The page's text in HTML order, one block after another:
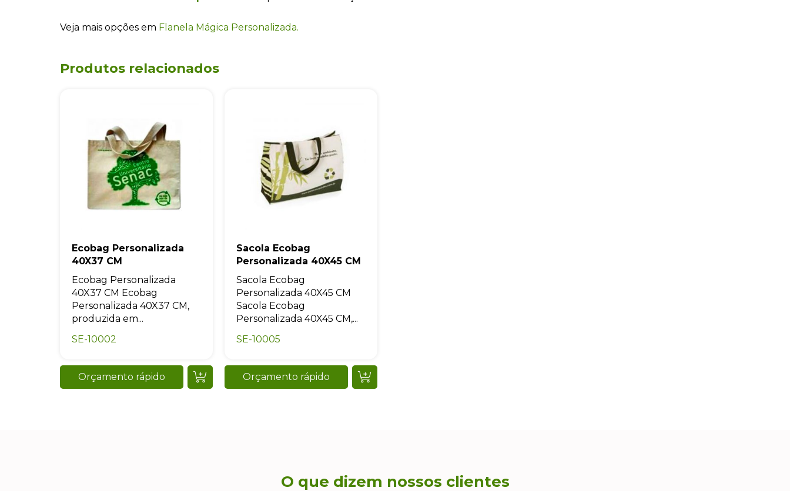
Veja mais opções em Flanela Mágica Personalizada.
Produtos relacionados
Ecobag Personalizada
40X37 CM
Ecobag Personalizada
40X37 CM Ecobag
Personalizada 40X37 CM,
produzida em...
SE-10002
Orçamento rápido
Sacola Ecobag
Personalizada 40X45 CM
Sacola Ecobag
Personalizada 40X45 CM
Sacola Ecobag
Personalizada 40X45 CM,...
SE-10005
Orçamento rápido
O que dizem nossos clientes
Eu concordo em receber comunicações.